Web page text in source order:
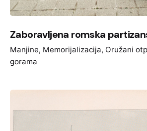
Zaboravljena romska
Manjine Memorijalizacija Oružani
gorama